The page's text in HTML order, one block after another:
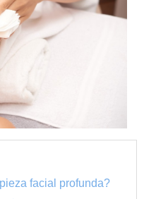
facial profunda?